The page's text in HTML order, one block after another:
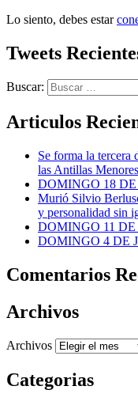
Lo siento, debes estar
Tweets
Buscar:
Articulos
Se forma la tercera
las Antillas Menores
DOMINGO 18
Murió Silvio
y personalidad sin
DOMINGO 11 DE
DOMINGO 4 DE
Comentarios
Archivos
Archivos
Categorias